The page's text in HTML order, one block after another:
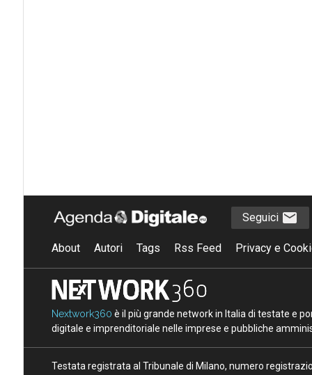
Seguici
About Autori Tags Rss Feed Privacy e
Nextwork360 è il più grande network in Italia di testate e
digitale e imprenditoriale nelle imprese e pubbliche
Testata registrata al Tribunale di Milano, numero